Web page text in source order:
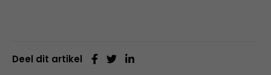
Deel dit artikel